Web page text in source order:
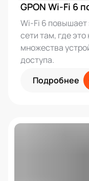
GPON Wi-Fi 6
Wi-Fi 6
сети там, где
множества
доступа.
Подробнее